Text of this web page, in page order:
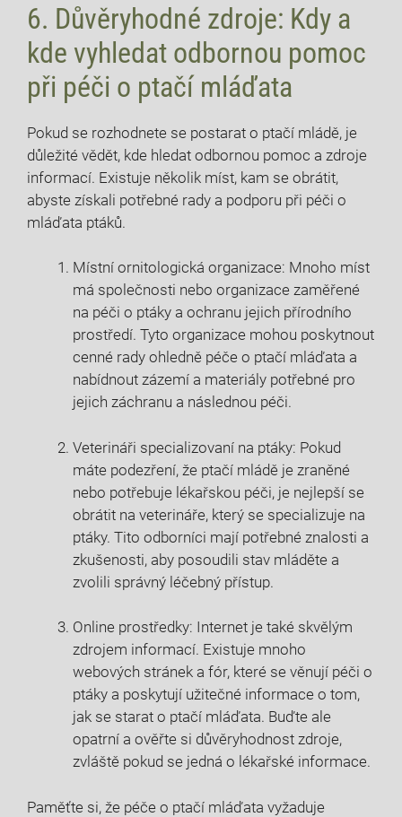
6. Důvěryhodné zdroje: Kdy a
kde vyhledat odbornou pomoc
při péči o ptačí mláďata
Pokud se rozhodnete se postarat o ptačí mládě, je
důležité vědět, kde hledat odbornou pomoc a zdroje
informací. Existuje několik míst, kam se obrátit,
abyste získali potřebné rady a podporu při péči o
mláďata ptáků.
Místní ornitologická organizace: Mnoho míst
má společnosti nebo organizace zaměřené
na péči o ptáky a ochranu jejich přírodního
prostředí. Tyto organizace mohou poskytnout
cenné rady ohledně péče o ptačí mláďata a
nabídnout zázemí a materiály potřebné pro
jejich záchranu a následnou péči.
Veterináři specializovaní na ptáky: Pokud
máte podezření, že ptačí mládě je zraněné
nebo potřebuje lékařskou péči, je nejlepší se
obrátit na veterináře, který se specializuje na
ptáky. Tito odborníci mají potřebné znalosti a
zkušenosti, aby posoudili stav mláděte a
zvolili správný léčebný přístup.
Online prostředky: Internet je také skvělým
zdrojem informací. Existuje mnoho
webových stránek a fór, které se věnují péči o
ptáky a poskytují užitečné informace o tom,
jak se starat o ptačí mláďata. Buďte ale
opatrní a ověřte si důvěryhodnost zdroje,
zvláště pokud se jedná o lékařské informace.
Paměťte si, že péče o ptačí mláďata vyžaduje